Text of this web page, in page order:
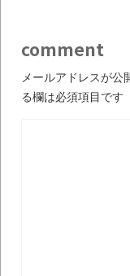
いう無茶に
ブログお
まるで親
comment
メールアドレスが公
る欄は必須項目です